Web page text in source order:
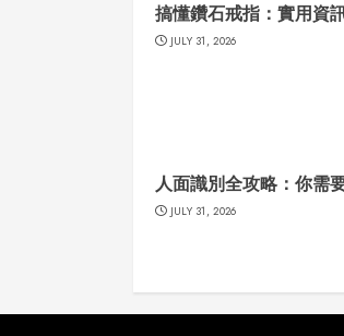
搞懂鑽石戒指：實用資
JULY 31, 2026
人面識別全攻略：你需
JULY 31, 2026